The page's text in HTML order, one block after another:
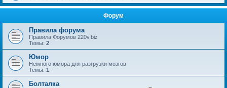
Форум
Правила форума
Правила Форумов 220v.biz
Темы: 2
Юмор
Немного юмора для разгрузки мозгов
Темы: 1
Болталка